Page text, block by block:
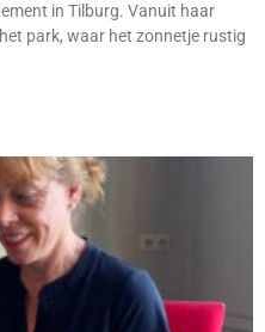
in Tilburg. Vanuit haar
park, waar het zonnetje rustig